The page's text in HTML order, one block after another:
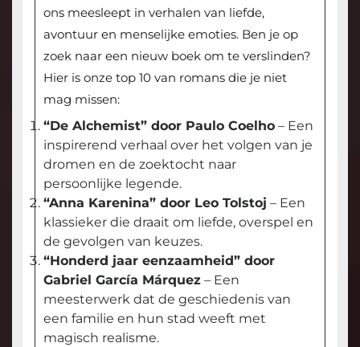
ons meesleept in verhalen van liefde,
avontuur en menselijke emoties. Ben je op
zoek naar een nieuw boek om te verslinden?
Hier is onze top 10 van romans die je niet
mag missen:
“De Alchemist” door Paulo Coelho– Een
inspirerend verhaal over het volgen van je
dromen en de zoektocht naar
persoonlijke legende.
“Anna Karenina” door Leo Tolstoj – Een
klassieker die draait om liefde, overspel en
de gevolgen van keuzes.
“Honderd jaar eenzaamheid” door
Gabriel García Márquez– Een
meesterwerk dat de geschiedenis van
een familie en hun stad weeft met
magisch realisme.